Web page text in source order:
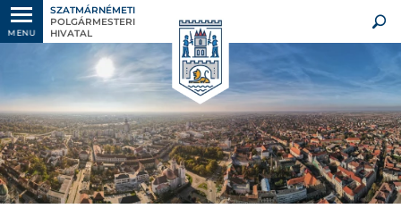
MENU
SZATMÁRNÉMETI
POLGÁRMESTERI
HIVATAL